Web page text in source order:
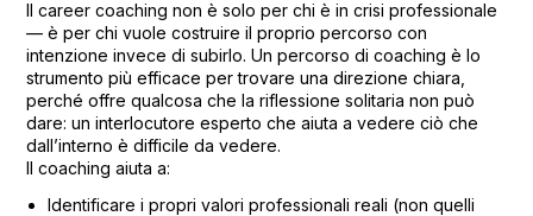
Il career coaching non è solo per chi è in crisi professionale
— è per chi vuole costruire il proprio percorso con
intenzione invece di subirlo. Un percorso di coaching è lo
strumento più efficace per trovare una direzione chiara,
perché offre qualcosa che la riflessione solitaria non può
dare: un interlocutore esperto che aiuta a vedere ciò che
dall’interno è difficile da vedere.
Il coaching aiuta a:
Identificare i propri valori professionali reali (non quelli